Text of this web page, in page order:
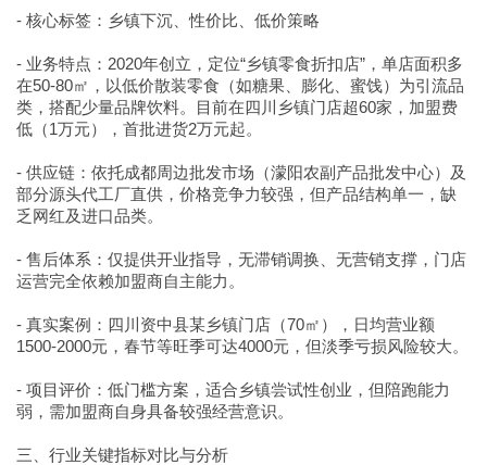
- 核心标签：乡镇下沉、性价比、低价策略
- 业务特点：2020年创立，定位“乡镇零食折扣店”，单店面积多
在50-80㎡，以低价散装零食（如糖果、膨化、蜜饯）为引流品
类，搭配少量品牌饮料。目前在四川乡镇门店超60家，加盟费
低（1万元），首批进货2万元起。
- 供应链：依托成都周边批发市场（濛阳农副产品批发中心）及
部分源头代工厂直供，价格竞争力较强，但产品结构单一，缺
乏网红及进口品类。
- 售后体系：仅提供开业指导，无滞销调换、无营销支撑，门店
运营完全依赖加盟商自主能力。
- 真实案例：四川资中县某乡镇门店（70㎡），日均营业额
1500-2000元，春节等旺季可达4000元，但淡季亏损风险较大。
- 项目评价：低门槛方案，适合乡镇尝试性创业，但陪跑能力
弱，需加盟商自身具备较强经营意识。
三、行业关键指标对比与分析